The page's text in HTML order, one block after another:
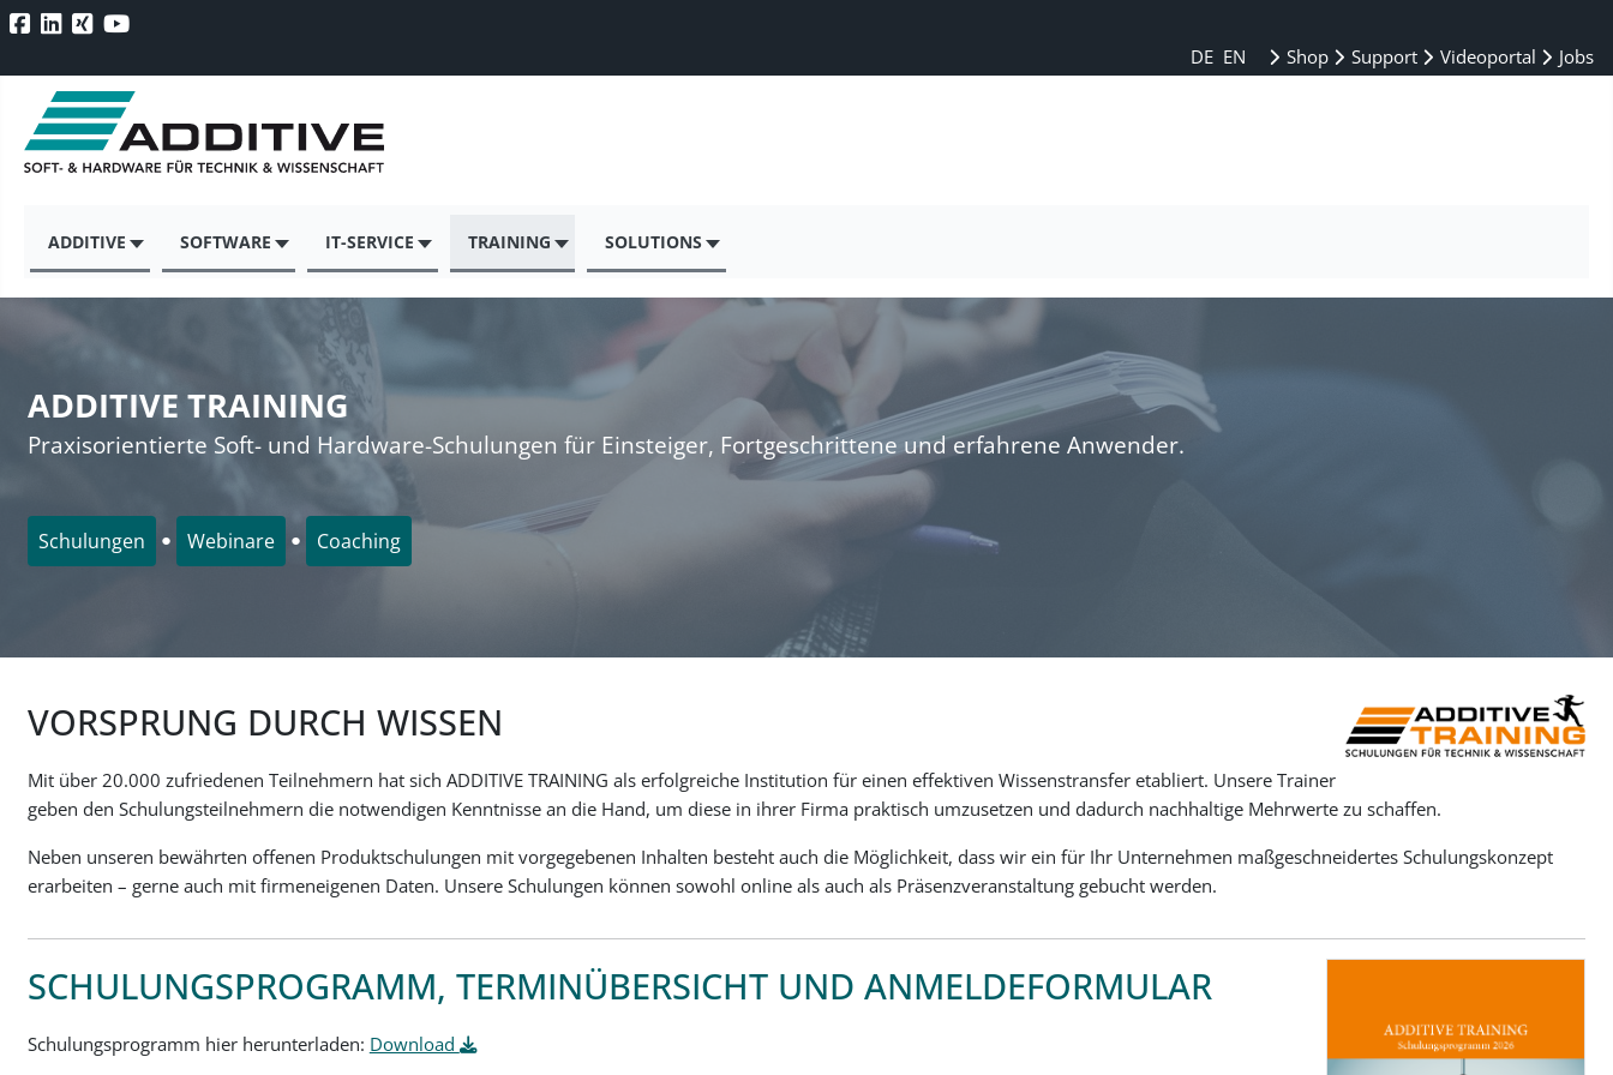
DE EN Shop Support Videoportal Jobs
ADDITIVE SOFTWARE IT-SERVICE TRAINING SOLUTIONS
ADDITIVE TRAINING
Praxisorientierte Soft- und Hardware-Schulungen für Einsteiger, Fortgeschrittene und erfahrene Anwender.
Schulungen ● Webinare ● Coaching
VORSPRUNG DURCH WISSEN
Mit über 20.000 zufriedenen Teilnehmern hat sich ADDITIVE TRAINING als erfolgreiche Institution für einen effektiven Wissenstransfer etabliert. Unsere Trainer
geben den Schulungsteilnehmern die notwendigen Kenntnisse an die Hand, um diese in ihrer Firma praktisch umzusetzen und dadurch nachhaltige Mehrwerte zu schaffen.
Neben unseren bewährten offenen Produktschulungen mit vorgegebenen Inhalten besteht auch die Möglichkeit, dass wir ein für Ihr Unternehmen maßgeschneidertes Schulungskonzept
erarbeiten – gerne auch mit firmeneigenen Daten. Unsere Schulungen können sowohl online als auch als Präsenzveranstaltung gebucht werden.
SCHULUNGSPROGRAMM, TERMINÜBERSICHT UND ANMELDEFORMULAR
Schulungsprogramm hier herunterladen: Download